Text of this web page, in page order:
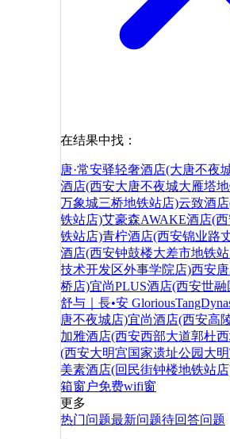
在结果中找：
唐·常安驿轻奢酒店(大唐不夜
酒店(西安大唐不夜城大雁塔
万象城三桥地铁站店)云致酒
铁站店)艾豪森AWAKE酒店(
铁站店)青柠酒店(西安锦业路
酒店(西安钟鼓楼大差市地铁
技术开发区外事学院店)西安
桥店)宜尚PLUS酒店(西安世
舒与｜長•安
唐不夜城店)宜尚酒店(西安高
加雅酒店(西安西部大道郭杜
(西安大明宫国家遗址公园大
美素酒店(回民街钟楼地铁站
箱窗户免费wifi窗
更多
热门问题最新问题待回答问题